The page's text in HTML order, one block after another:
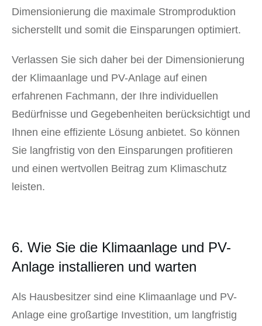
Dimensionierung die maximale Stromproduktion
sicherstellt und somit die Einsparungen optimiert.
Verlassen Sie sich daher bei der Dimensionierung
der Klimaanlage und PV-Anlage auf einen
erfahrenen Fachmann, der Ihre individuellen
Bedürfnisse und Gegebenheiten berücksichtigt und
Ihnen eine effiziente Lösung anbietet. So können
Sie langfristig von den Einsparungen profitieren
und einen wertvollen Beitrag zum Klimaschutz
leisten.
6. Wie Sie die Klimaanlage und PV-
Anlage installieren und warten
Als Hausbesitzer sind eine Klimaanlage und PV-
Anlage eine großartige Investition, um langfristig